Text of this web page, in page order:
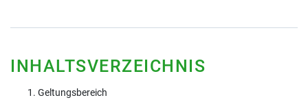
INHALTSVERZEICHNIS
Geltungsbereich